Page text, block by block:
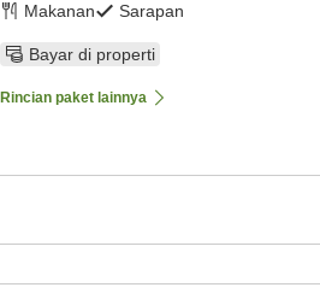
Makanan Sarapan
Bayar di properti
Rincian paket lainnya